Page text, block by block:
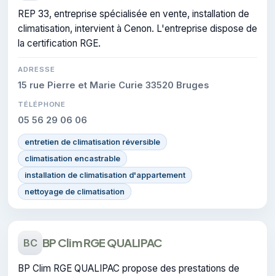
REP 33, entreprise spécialisée en vente, installation de
climatisation, intervient à Cenon. L'entreprise dispose de
la certification RGE.
ADRESSE
15 rue Pierre et Marie Curie 33520 Bruges
TÉLÉPHONE
05 56 29 06 06
entretien de climatisation réversible
climatisation encastrable
installation de climatisation d'appartement
nettoyage de climatisation
BC BP Clim RGE QUALIPAC
BP Clim RGE QUALIPAC propose des prestations de